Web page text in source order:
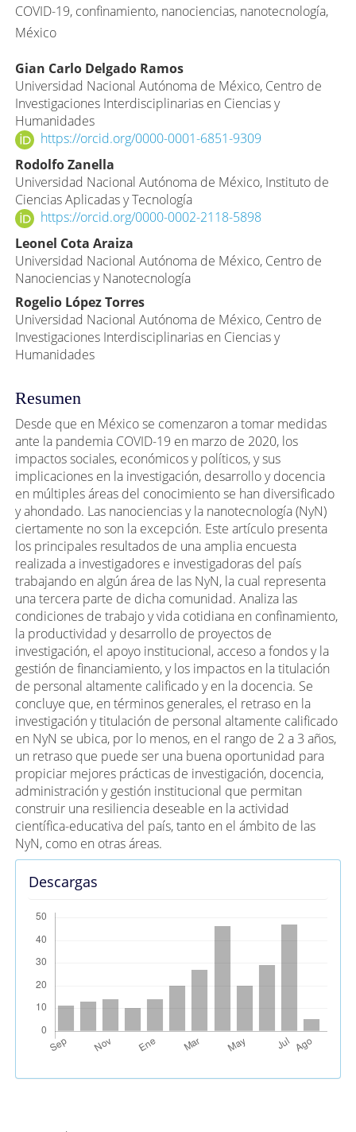
COVID-19, confinamiento, nanociencias, nanotecnología,
México
Contenido
principal
del
artículo
Gian Carlo Delgado Ramos
Universidad Nacional Autónoma de México, Centro de
Investigaciones Interdisciplinarias en Ciencias y
Humanidades
https://orcid.org/0000-0001-6851-9309
Rodolfo Zanella
Universidad Nacional Autónoma de México, Instituto de
Ciencias Aplicadas y Tecnología
https://orcid.org/0000-0002-2118-5898
Leonel Cota Araiza
Universidad Nacional Autónoma de México, Centro de
Nanociencias y Nanotecnología
Rogelio López Torres
Universidad Nacional Autónoma de México, Centro de
Investigaciones Interdisciplinarias en Ciencias y
Humanidades
Resumen
Desde que en México se comenzaron a tomar medidas
ante la pandemia COVID-19 en marzo de 2020, los
impactos sociales, económicos y políticos, y sus
implicaciones en la investigación, desarrollo y docencia
en múltiples áreas del conocimiento se han diversificado
y ahondado. Las nanociencias y la nanotecnología (NyN)
ciertamente no son la excepción. Este artículo presenta
los principales resultados de una amplia encuesta
realizada a investigadores e investigadoras del país
trabajando en algún área de las NyN, la cual representa
una tercera parte de dicha comunidad. Analiza las
condiciones de trabajo y vida cotidiana en confinamiento,
la productividad y desarrollo de proyectos de
investigación, el apoyo institucional, acceso a fondos y la
gestión de financiamiento, y los impactos en la titulación
de personal altamente calificado y en la docencia. Se
concluye que, en términos generales, el retraso en la
investigación y titulación de personal altamente calificado
en NyN se ubica, por lo menos, en el rango de 2 a 3 años,
un retraso que puede ser una buena oportunidad para
propiciar mejores prácticas de investigación, docencia,
administración y gestión institucional que permitan
construir una resiliencia deseable en la actividad
científica-educativa del país, tanto en el ámbito de las
NyN, como en otras áreas.
Descargas